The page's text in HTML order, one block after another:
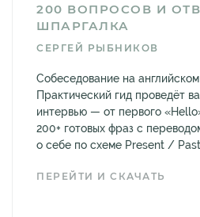
200 ВОПРОСОВ И
ШПАРГАЛКА
СЕРГЕЙ РЫБНИКОВ
Собеседование на
Практический гид проведёт
интервью — от первого
200+ готовых фраз с
о себе по схеме Present /
ПЕРЕЙТИ И СКАЧАТЬ